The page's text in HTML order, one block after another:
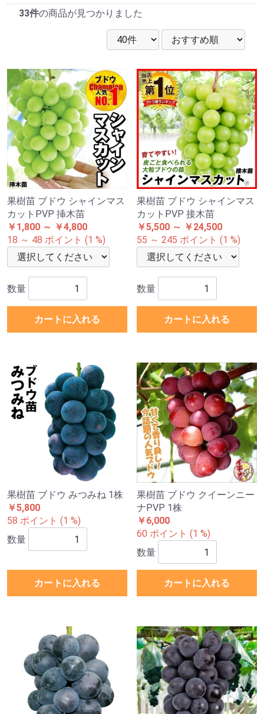
33件の商品が見つかりました
果樹苗 ブドウ シャインマス
カットPVP 挿木苗
￥1,800 ～ ￥4,800
18 ～ 48 ポイント (1 %)
数量
カートに入れる
果樹苗 ブドウ シャインマス
カットPVP 接木苗
￥5,500 ～ ￥24,500
55 ～ 245 ポイント (1 %)
数量
カートに入れる
果樹苗 ブドウ みつみね 1株
￥5,800
58 ポイント (1 %)
数量
カートに入れる
果樹苗 ブドウ クイーンニー
ナPVP 1株
￥6,000
60 ポイント (1 %)
数量
カートに入れる